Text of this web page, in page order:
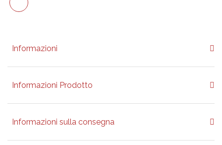
Informazioni
Informazioni Prodotto
Informazioni sulla consegna